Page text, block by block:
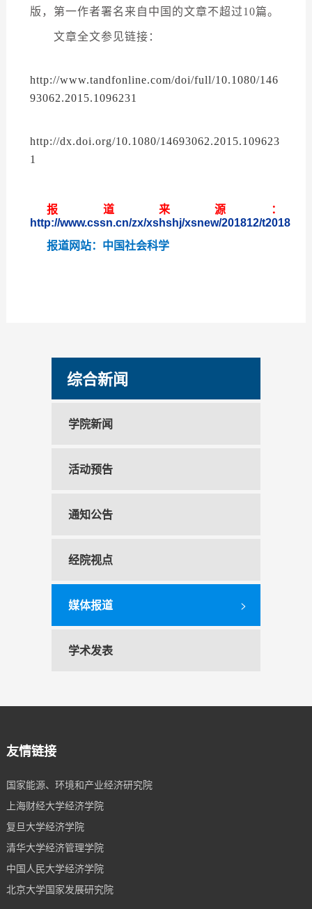
版，第一作者署名来自中国的文章不超过10篇。
文章全文参见链接：
http://www.tandfonline.com/doi/full/10.1080/146
93062.2015.1096231
http://dx.doi.org/10.1080/14693062.2015.109623
1
报道来源：
http://www.cssn.cn/zx/xshshj/xsnew/201812/
报道网站：中国社会科学
综合新闻
学院新闻
活动预告
通知公告
经院视点
媒体报道 >
学术发表
友情链接
国家能源、环境和产业经济研究院
上海财经大学经济学院
复旦大学经济学院
清华大学经济管理学院
中国人民大学经济学院
北京大学国家发展研究院